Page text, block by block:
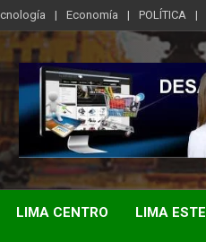
Economía POLÍTICA
LIMA CENTRO LIMA ESTE